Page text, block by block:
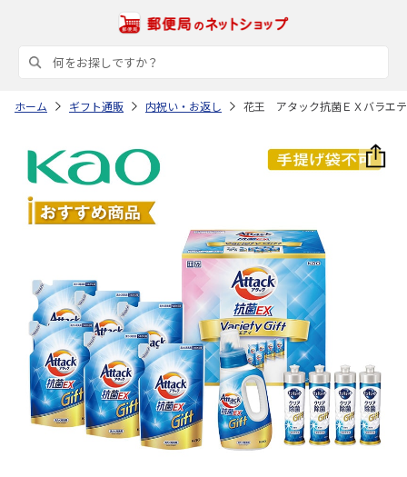
ホーム ギフト通販 内祝い・お返し 花王 アタック抗菌ＥＸバラエ